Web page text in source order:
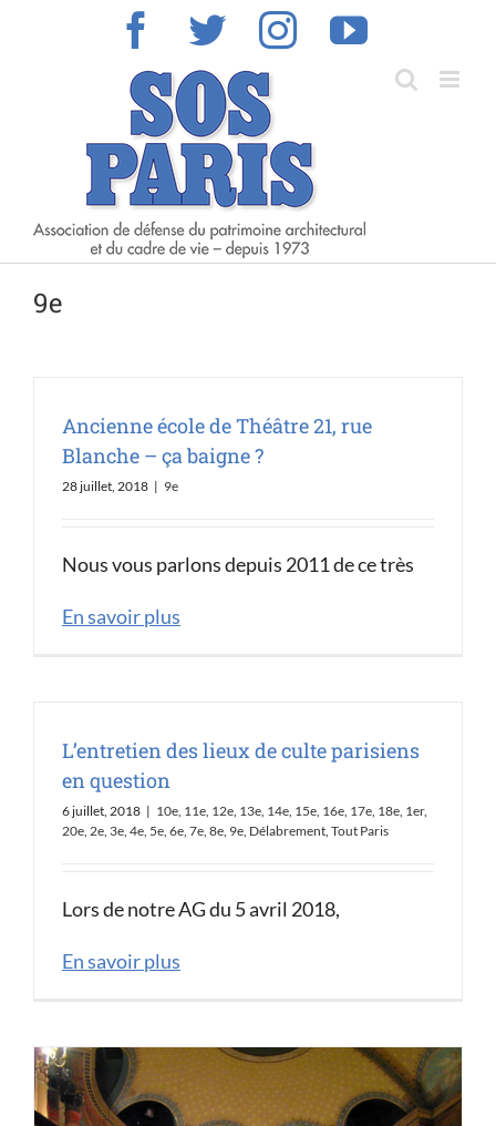
Facebook
TwitterInstagram
9e
Ancienne école de Théâtre 21, rue
Blanche – ça baigne ?
28 juillet, 2018 | 9e
Nous vous parlons depuis 2011 de ce très
En savoir plus
L’entretien des lieux de culte parisiens
en question
6 juillet, 2018 | 10e, 11e, 12e, 13e, 14e, 15e, 16e, 17e, 18e, 1er,
20e, 2e, 3e, 4e, 5e, 6e, 7e, 8e, 9e, Délabrement, Tout Paris
Lors de notre AG du 5 avril 2018,
En savoir plus